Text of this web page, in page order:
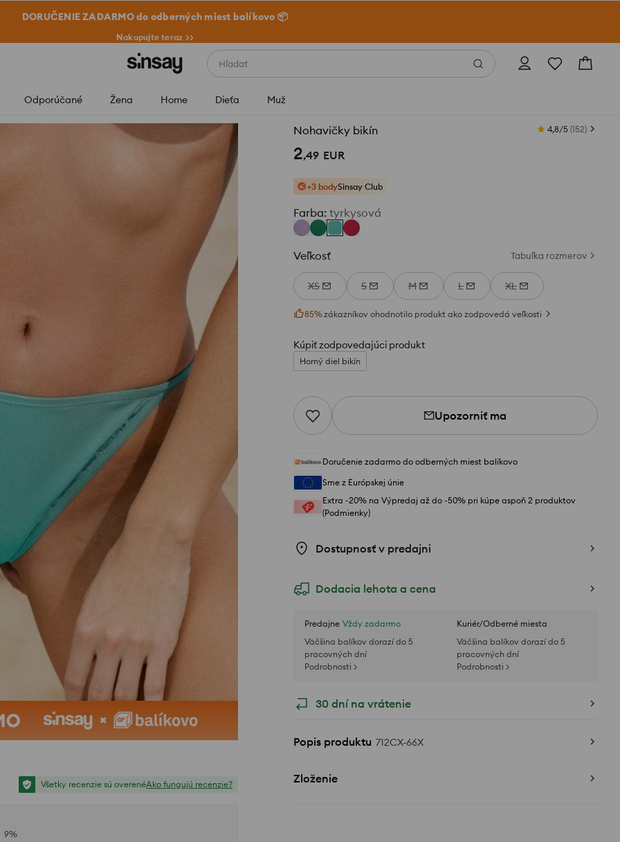
DORUČENIE ZADARMO do odberných miest balíkovo 📦
Nakupujte teraz >>
Hľadať
Odporúčané Žena Home Dieťa Muž
Nohavičky bikín 4,8/5 (152)
2,49 EUR
+3 bodySinsay Club
Farba: tyrkysová
Veľkosť Tabuľka rozmerov
XS S M L XL
85%zákazníkov ohodnotilo produkt ako zodpovedá veľkosti
Kúpiť zodpovedajúci produkt
Horný diel bikín
Upozorniť ma
Doručenie zadarmo do odberných miest balíkovo
Sme z Európskej únie
Extra -20% na Výpredaj až do -50% pri kúpe aspoň 2 produktov
(Podmienky)
Dostupnosť v predajni
Dodacia lehota a cena
Predajne Vždy zadarmo
Väčšina balíkov dorazí do 5
pracovných dní
Podrobnosti >
Kuriér/Odberné miesta
Väčšina balíkov dorazí do 5
pracovných dní
Podrobnosti >
30 dní na vrátenie
Popis produktu 712CX-66X
Zloženie
Všetky recenzie sú overenéAko fungujú recenzie?
9%